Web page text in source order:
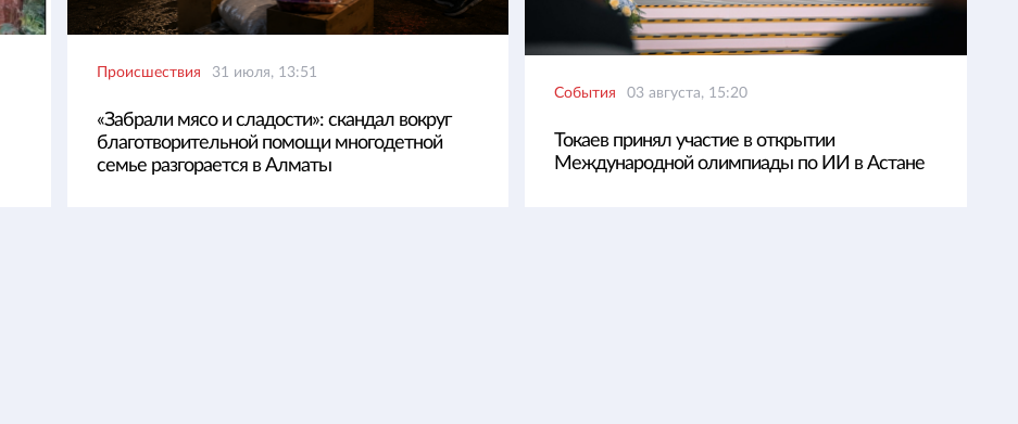
Происшествия 31 июля, 13:51
«Забрали мясо и сладости»: скандал вокруг
благотворительной помощи многодетной
семье разгорается в Алматы
События 03 августа, 15:20
Токаев принял участие в открытии
Международной олимпиады по ИИ в Астане